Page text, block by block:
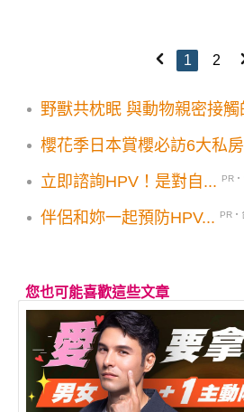
1 2
野獸共枕眠 與動物親密接觸
櫻花季日本賞櫻必訪6大私
立即諮詢HPV！是對自...
PR
伴侶和妳一起預防HPV... PR・
您也可能喜歡這些文章